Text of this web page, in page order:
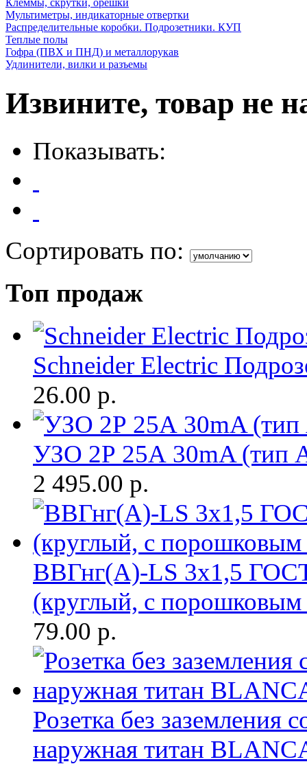
Мультиметры, индикаторные отвертки
Распределительные коробки. Подрозетники. КУП
Теплые полы
Гофра (ПВХ и ПНД) и металлорукав
Удлинители, вилки и разъемы
Извините, товар не
Показывать:
Сортировать по:
Топ продаж
Schneider Electric
26.00 р.
УЗО 2Р 25А 30mA (тип
2 495.00 р.
ВВГнг(A)-LS 3х1,5
(круглый, с порошковым
79.00 р.
Розетка без
наружная титан